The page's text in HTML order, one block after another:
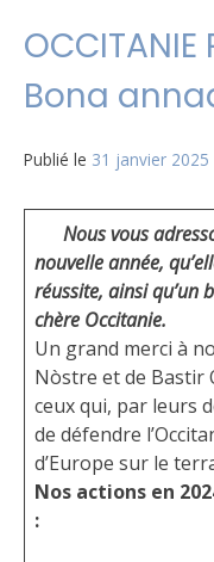
OCCITANIE
Bona
Publié le 31 janvier 2025
Nous vous
nouvelle année,
réussite, ainsi qu’un
chère Occitanie.
Un grand merci à
Nòstre et de Bastir
ceux qui, par leurs
de défendre
d’Europe sur le
Nos actions en
: